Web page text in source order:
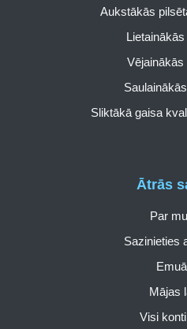
Ātrās
Par
Sazinieties
Mājas
Visi
Aukstākās
Vējainākās
Sliktākā gaisa